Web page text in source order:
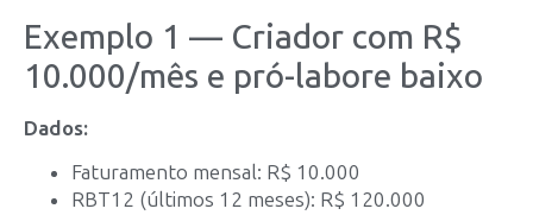
Exemplo 1 — Criador com R$
10.000/mês e pró-labore baixo
Dados:
Faturamento mensal: R$ 10.000
RBT12 (últimos 12 meses): R$ 120.000